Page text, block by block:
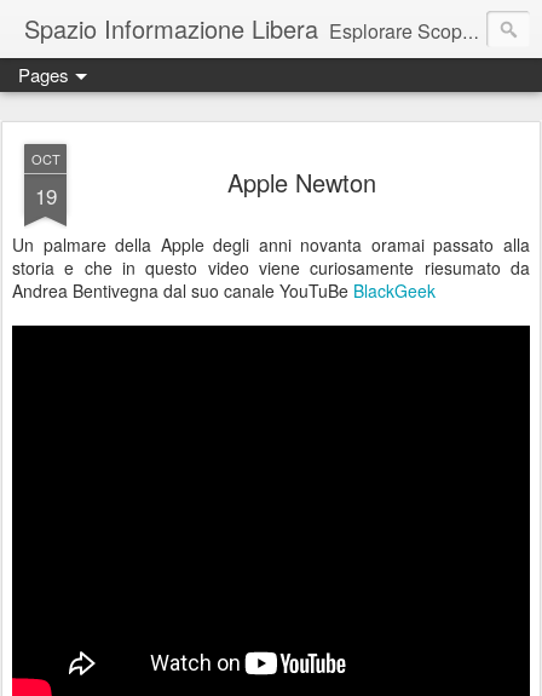
Spazio Informazione Libera Esplorare Scoprire Creare
Escursioni, viaggi, arte, tecnologia, attualità
Pages
OCT
19 Apple Newton
Un palmare della Apple degli anni novanta oramai passato alla
storia e che in questo video viene curiosamente riesumato da
Andrea Bentivegna dal suo canale YouTuBe BlackGeek